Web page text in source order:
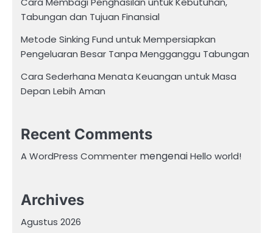
Tabungan dan Tujuan Finansial
Metode Sinking Fund untuk Mempersiapkan
Pengeluaran Besar Tanpa Mengganggu Tabungan
Cara Sederhana Menata Keuangan untuk Masa
Depan Lebih Aman
Recent Comments
A WordPress Commenter mengenaiHello world!
Archives
Agustus 2026